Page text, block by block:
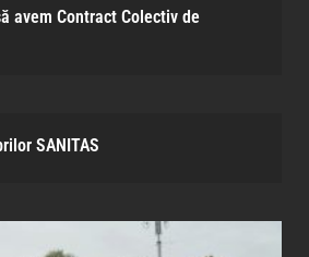
avem Contract Colectiv de
SANITAS​